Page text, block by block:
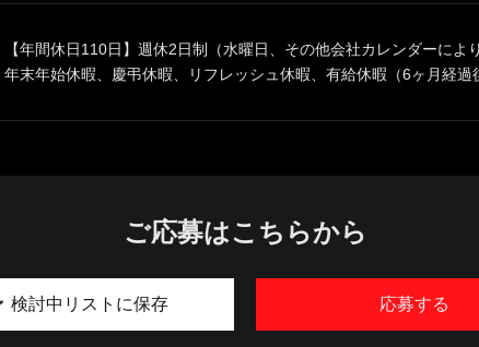
【年間休日110日】週休2日制（水曜日、その他会社カレンダーによ
年末年始休暇、慶弔休暇、リフレッシュ休暇、有給休暇（6ヶ月経過
ご応募はこちらから
応募する
検討中リストに保存